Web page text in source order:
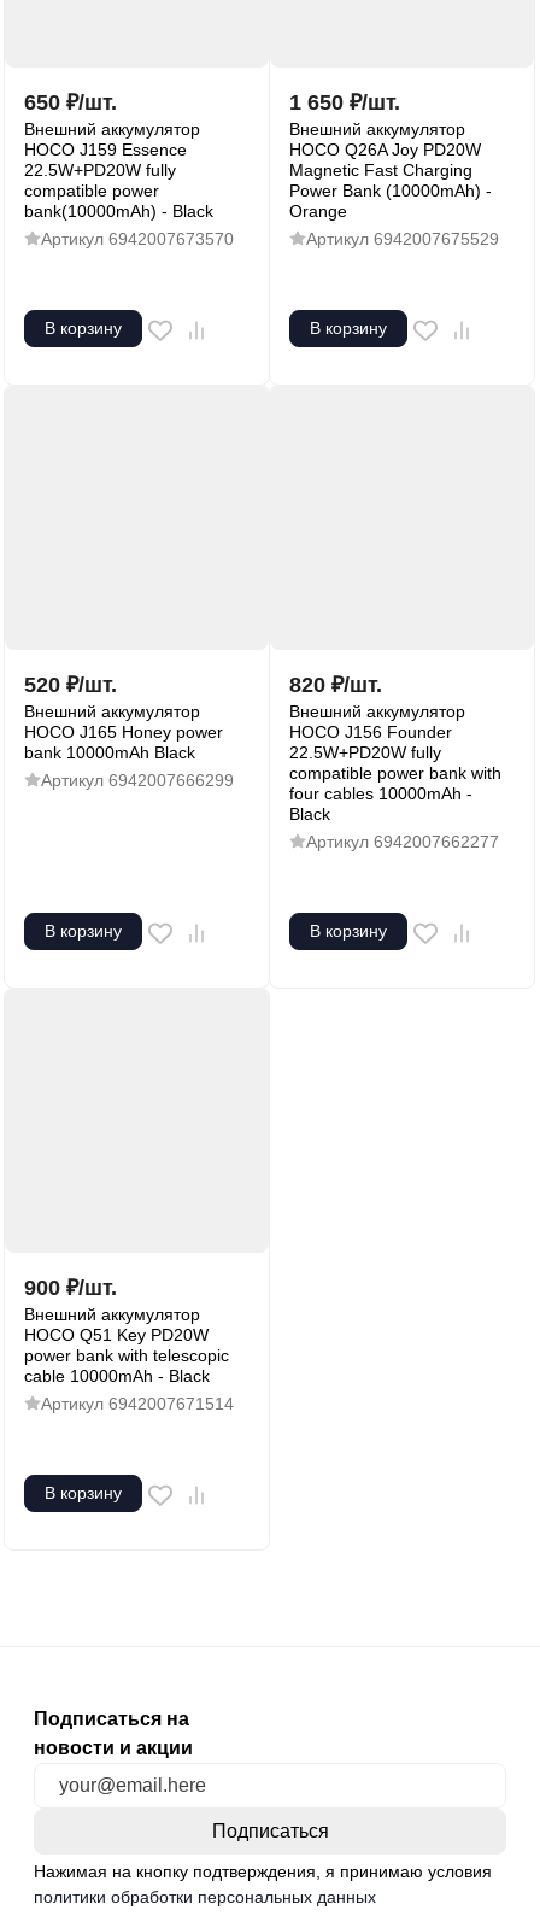
650 ₽/шт.
Внешний аккумулятор
HOCO J159 Essence
22.5W+PD20W fully
compatible power
bank(10000mAh) - Black
Артикул 6942007673570
В корзину
1 650 ₽/шт.
Внешний аккумулятор
HOCO Q26A Joy PD20W
Magnetic Fast Charging
Power Bank (10000mAh) -
Orange
Артикул 6942007675529
В корзину
520 ₽/шт.
Внешний аккумулятор
HOCO J165 Honey power
bank 10000mAh Black
Артикул 6942007666299
В корзину
820 ₽/шт.
Внешний аккумулятор
HOCO J156 Founder
22.5W+PD20W fully
compatible power bank with
four cables 10000mAh -
Black
Артикул 6942007662277
В корзину
900 ₽/шт.
Внешний аккумулятор
HOCO Q51 Key PD20W
power bank with telescopic
cable 10000mAh - Black
Артикул 6942007671514
В корзину
Подписаться на
новости и акции
Нажимая на кнопку подтверждения, я принимаю условия
политики обработки персональных данных